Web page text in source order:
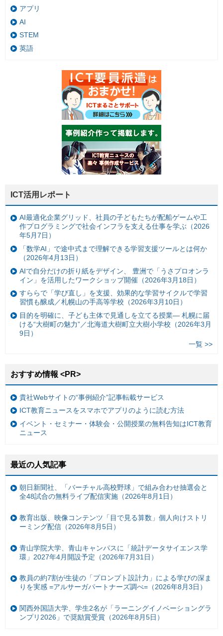
アプリ
AI
STEM
英語
ICT活用レポート
AI最適化企業グリッド、社員の子どもたちが配船ゲームや工
作プログラミングで社会インフラを支える仕事を学ぶ（2026
年5月7日）
「数学AI」で途中式まで理解できる学習支援ツールとは何か
（2026年4月13日）
AIで自分だけの折り紙をデザイン、 豊洲で「うさプロオンラ
イン」を活用したワークショップ開催（2026年3月18日）
すららで「学び直し」を支援、効果的な学習サイクルで学習
習慣も醸成／札幌山の手高等学校（2026年3月10日）
目的を明確に、子ども主体で見通しを立てる授業— 札幌に届
ける“大樹町の魅力”／北海道大樹町立大樹小学校（2026年3月
9日）
一覧 >>
おすすめ情報 <PR>
貴社Webサイトの“事例紹介”記事転載サービス
ICT教育ニュースをスマホでアプリのように読む方法
イベント・セミナー・体験会・公開授業の無料告知はICT教育
ニュース
最近の人気記事
朝日新聞社、「バーチャル高校野球」で組み合わせ抽選会と
全48試合の無料ライブ配信実施（2026年8月1日）
教育出版、映像コンテンツ「目で見る算数」個人向けストリ
ーミング配信（2026年8月5日）
青山学院大学、青山キャンパスに「統計データサイエンス学
環」2027年4月開設予定（2026年7月31日）
教員の約7割が生徒の「プロンプト設計力」による学びの深ま
りを実感 =アルサーガパートナーズ調べ=（2026年8月3日）
関西外国語大学、学生2名が「ラーニングイノベーショングラ
ンプリ2026」で奨励賞受賞（2026年8月5日）